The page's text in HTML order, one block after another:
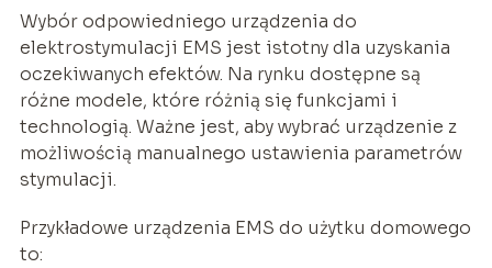
Wybór odpowiedniego urządzenia do
elektrostymulacji EMS jest istotny dla uzyskania
oczekiwanych efektów. Na rynku dostępne są
różne modele, które różnią się funkcjami i
technologią. Ważne jest, aby wybrać urządzenie z
możliwością manualnego ustawienia parametrów
stymulacji.
Przykładowe urządzenia EMS do użytku domowego
to: